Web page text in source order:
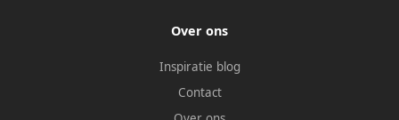
Over ons
Inspiratie blog
Contact